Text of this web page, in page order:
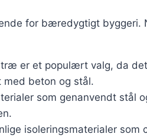
for bæredygtigt byggeri.
er et populært valg, da
med beton og stål.
som genanvendt stål
isoleringsmaterialer som